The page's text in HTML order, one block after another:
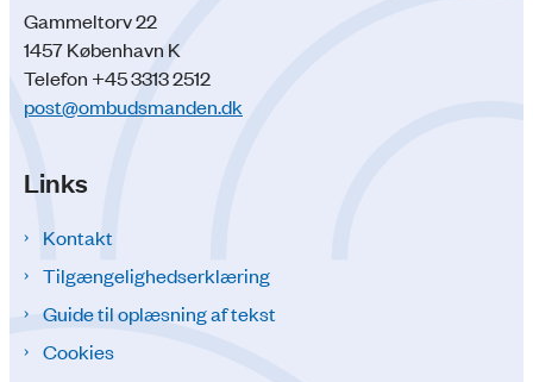
Gammeltorv 22
1457 København K
Telefon +45 3313 2512
post@ombudsmanden.dk
Links
Kontakt
Tilgængelighedserklæring
Guide til oplæsning af tekst
Cookies